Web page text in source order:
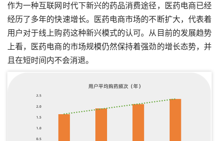
作为一种互联网时代下新兴的药品消费途径，医药电商已经
经历了多年的快速增长。医药电商市场的不断扩大，代表着
用户对于线上购药这种新兴模式的认可。从目前的发展趋势
上看，医药电商的市场规模仍然保持着强劲的增长态势，并
且在短时间内不会消退。